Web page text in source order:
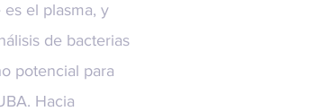
es el plasma, y
de bacterias
potencial para
Hacia